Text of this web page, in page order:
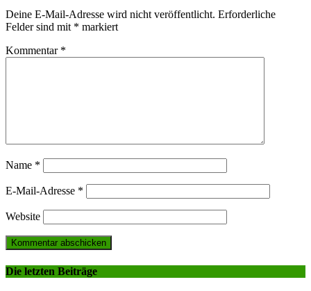
Deine E-Mail-Adresse wird nicht veröffentlicht. Erforderliche
Felder sind mit * markiert
Kommentar *
Name *
E-Mail-Adresse *
Website
Die letzten Beiträge